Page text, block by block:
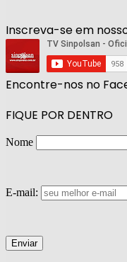
Inscreva-se em
Encontre-nos no
FIQUE POR DENTRO
Nome
E-mail: